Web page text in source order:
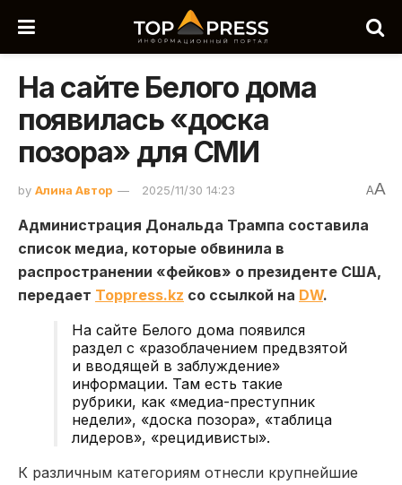
На сайте Белого дома
появилась «доска
позора» для СМИ
by Алина Автор 2025/11/30 14:23 AA
Администрация Дональда Трампа составила
список медиа, которые обвинила в
распространении «фейков» о президенте США,
передает Toppress.kz со ссылкой на DW.
На сайте Белого дома появился
раздел с «разоблачением предвзятой
и вводящей в заблуждение»
информации. Там есть такие
рубрики, как «медиа-преступник
недели», «доска позора», «таблица
лидеров», «рецидивисты».
К различным категориям отнесли крупнейшие